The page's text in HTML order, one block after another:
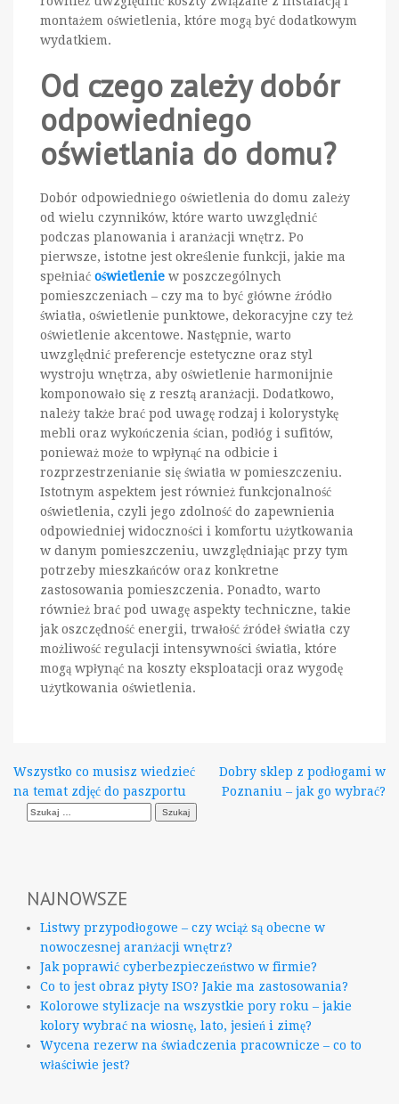
montażem oświetlenia, które mogą być dodatkowym
wydatkiem.
Od czego zależy dobór
odpowiedniego
oświetlania do domu?
Dobór odpowiedniego oświetlenia do domu zależy
od wielu czynników, które warto uwzględnić
podczas planowania i aranżacji wnętrz. Po
pierwsze, istotne jest określenie funkcji, jakie ma
spełniać oświetlenie w poszczególnych
pomieszczeniach – czy ma to być główne źródło
światła, oświetlenie punktowe, dekoracyjne czy też
oświetlenie akcentowe. Następnie, warto
uwzględnić preferencje estetyczne oraz styl
wystroju wnętrza, aby oświetlenie harmonijnie
komponowało się z resztą aranżacji. Dodatkowo,
należy także brać pod uwagę rodzaj i kolorystykę
mebli oraz wykończenia ścian, podłóg i sufitów,
ponieważ może to wpłynąć na odbicie i
rozprzestrzenianie się światła w pomieszczeniu.
Istotnym aspektem jest również funkcjonalność
oświetlenia, czyli jego zdolność do zapewnienia
odpowiedniej widoczności i komfortu użytkowania
w danym pomieszczeniu, uwzględniając przy tym
potrzeby mieszkańców oraz konkretne
zastosowania pomieszczenia. Ponadto, warto
również brać pod uwagę aspekty techniczne, takie
jak oszczędność energii, trwałość źródeł światła czy
możliwość regulacji intensywności światła, które
mogą wpłynąć na koszty eksploatacji oraz wygodę
użytkowania oświetlenia.
Nawigacja
wpisu
Wszystko co musisz wiedzieć
na temat zdjęć do paszportu
Dobry sklep z podłogami w
Poznaniu – jak go wybrać?
Szukaj:
NAJNOWSZE
Listwy przypodłogowe – czy wciąż są obecne w
nowoczesnej aranżacji wnętrz?
Jak poprawić cyberbezpieczeństwo w firmie?
Co to jest obraz płyty ISO? Jakie ma zastosowania?
Kolorowe stylizacje na wszystkie pory roku – jakie
kolory wybrać na wiosnę, lato, jesień i zimę?
Wycena rezerw na świadczenia pracownicze – co to
właściwie jest?